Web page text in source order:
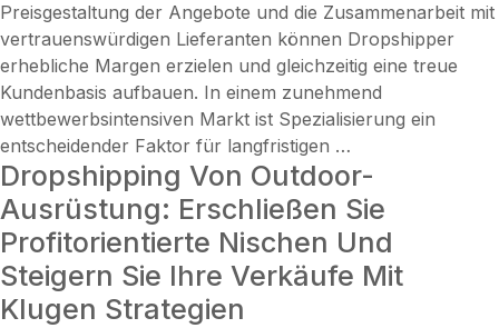
Preisgestaltung der Angebote und die Zusammenarbeit mit
vertrauenswürdigen Lieferanten können Dropshipper
erhebliche Margen erzielen und gleichzeitig eine treue
Kundenbasis aufbauen. In einem zunehmend
wettbewerbsintensiven Markt ist Spezialisierung ein
entscheidender Faktor für langfristigen …
Dropshipping
von
Gesundheitskost
profitabel?
Entdecken
Dropshipping Von Outdoor-
Ausrüstung: Erschließen Sie
Profitorientierte Nischen Und
Steigern Sie Ihre Verkäufe Mit
Klugen Strategien